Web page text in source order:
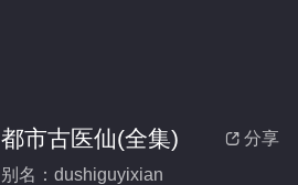
 分享
都市古医仙(全集)
别名：dushiguyixian